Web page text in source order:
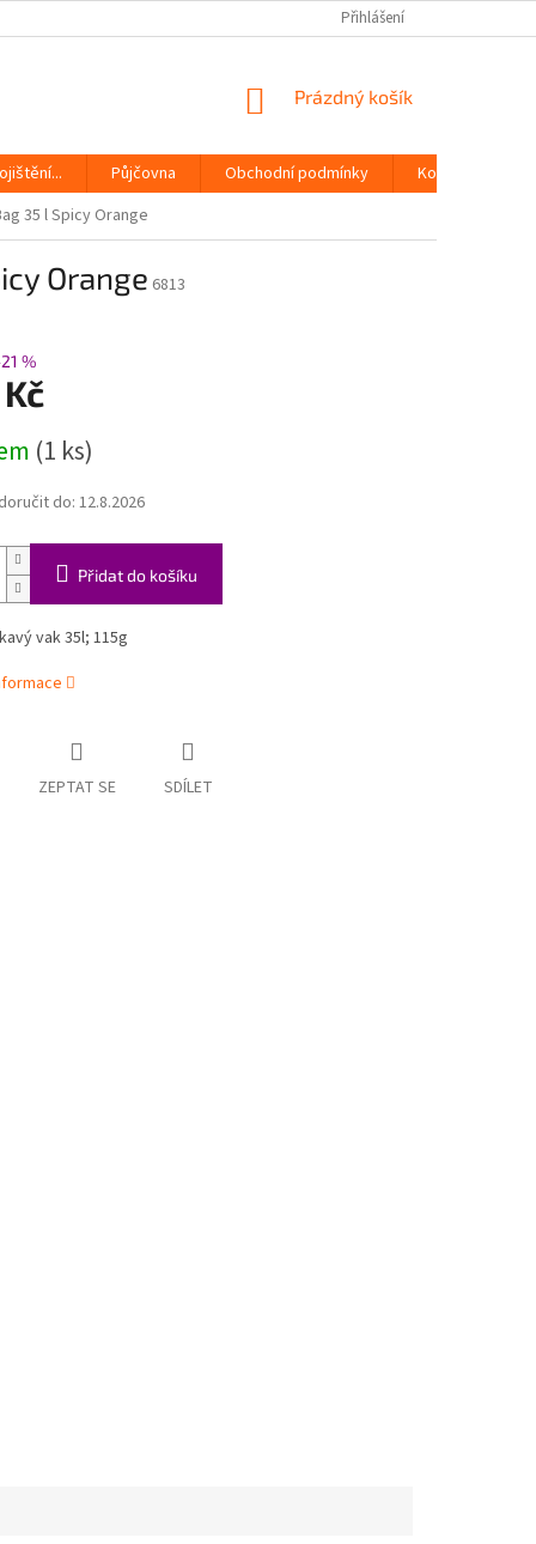
Přihlášení
NÁKUPNÍ
Prázdný košík
Půjčovna Obchodní podmínky
Kontakty
35 l Spicy Orange
Orange 6813
%
(1 ks)
do: 12.8.2026
Přidat do košíku
vak 35l; 115g
ZEPTAT SE SDÍLET